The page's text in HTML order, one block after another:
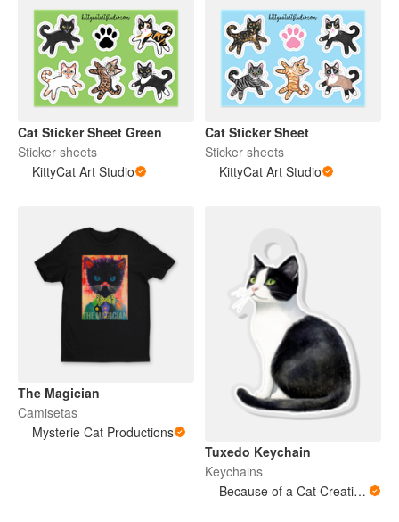
Cat Sticker Sheet Green
Sticker sheets
KittyCat Art Studio
Cat Sticker Sheet
Sticker sheets
KittyCat Art Studio
The Magician
Camisetas
Mysterie Cat Productions
Tuxedo Keychain
Keychains
Because of a Cat Creations